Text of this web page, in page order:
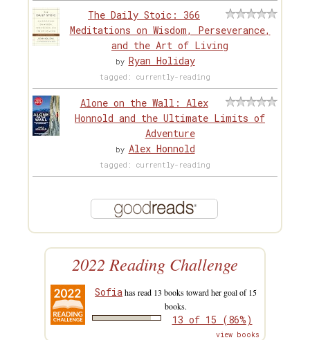
The Daily Stoic: 366
Meditations on Wisdom, Perseverance,
and the Art of Living
by Ryan Holiday
tagged: currently-reading
Alone on the Wall: Alex
Honnold and the Ultimate Limits of
Adventure
by Alex Honnold
tagged: currently-reading
2022 Reading Challenge
Sofiahas read 13 books toward her goal of 15
books.
13 of 15 (86%)
view books